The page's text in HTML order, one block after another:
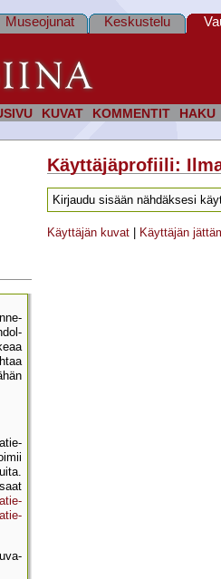
KUVAT KOMMENTIT HAKU
Museojunat Keskustelu
Käyttäjäprofiili:
Kirjaudu sisään nähdäksesi
Käyttäjän kuvat Käyttäjän